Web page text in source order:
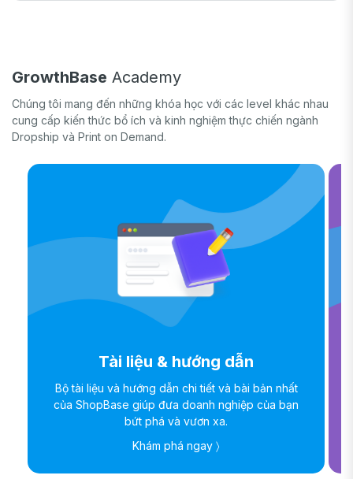
GrowthBase Academy
Chúng tôi mang đến những khóa học với các level khác nhau
cung cấp kiến thức bổ ích và kinh nghiệm thực chiến ngành
Dropship và Print on Demand.
Tài liệu & hướng dẫn
Bộ tài liệu và hướng dẫn chi tiết và bài bản nhất
của ShopBase giúp đưa doanh nghiệp của bạn
bứt phá và vươn xa.
Khám phá ngay 〉